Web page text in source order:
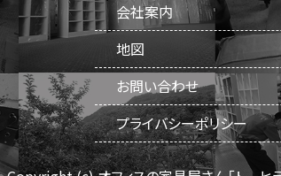
会社案内
地図
お問い合わせ
プライバシーポリシー